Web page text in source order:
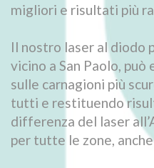
migliori e risultati più
Il nostro laser al diodo
vicino a San Paolo,
sulle carnagioni più
tutti e restituendo
differenza del laser
per tutte le zone,